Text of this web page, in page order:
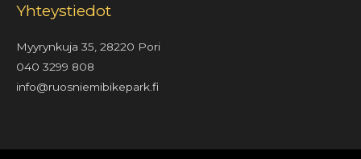
Yhteystiedot
Myyrynkuja 35, 28220 Pori
040 3299 808
info@ruosniemibikepark.fi